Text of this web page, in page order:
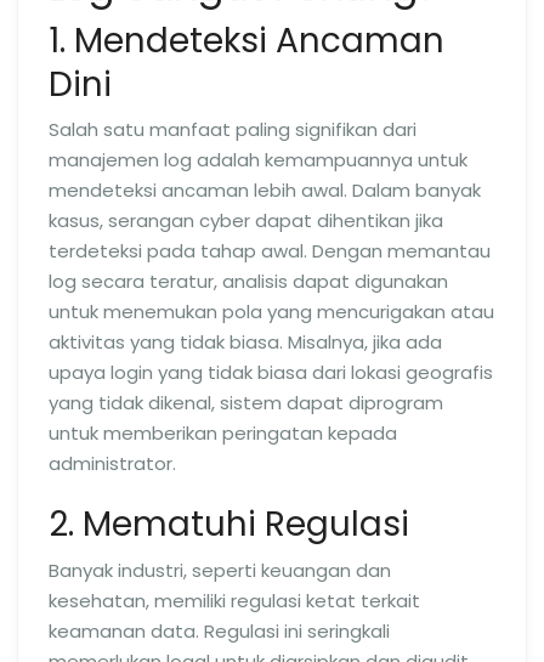
1. Mendeteksi Ancaman
Dini
Salah satu manfaat paling signifikan dari
manajemen log adalah kemampuannya untuk
mendeteksi ancaman lebih awal. Dalam banyak
kasus, serangan cyber dapat dihentikan jika
terdeteksi pada tahap awal. Dengan memantau
log secara teratur, analisis dapat digunakan
untuk menemukan pola yang mencurigakan atau
aktivitas yang tidak biasa. Misalnya, jika ada
upaya login yang tidak biasa dari lokasi geografis
yang tidak dikenal, sistem dapat diprogram
untuk memberikan peringatan kepada
administrator.
2. Mematuhi Regulasi
Banyak industri, seperti keuangan dan
kesehatan, memiliki regulasi ketat terkait
keamanan data. Regulasi ini seringkali